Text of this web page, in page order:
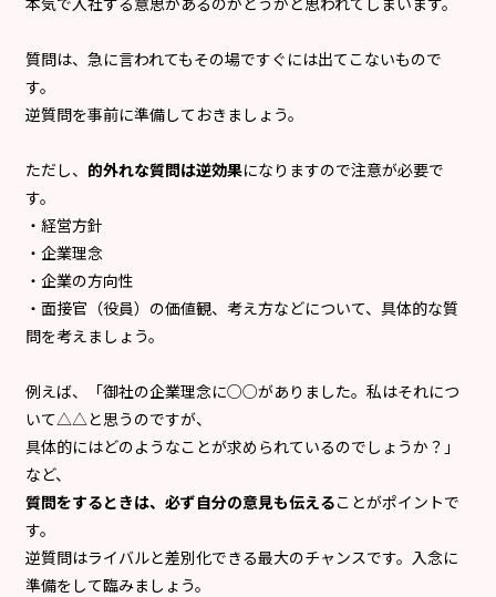
質問は、急に言われてもその場ですぐには出てこないもので
す。
逆質問を事前に準備しておきましょう。
ただし、 的外れな質問は逆効果になりますので注意が必要で
す。
・経営方針
・企業理念
・企業の方向性
・面接官（役員）の価値観、考え方などについて、具体的な質
問を考えましょう。
例えば、「御社の企業理念に○○がありました。私はそれにつ
いて△△と思うのですが、
具体的にはどのようなことが求められているのでしょうか？」
など、
質問をするときは、必ず自分の意見も伝えることがポイントで
す。
逆質問はライバルと差別化できる最大のチャンスです。入念に
準備をして臨みましょう。